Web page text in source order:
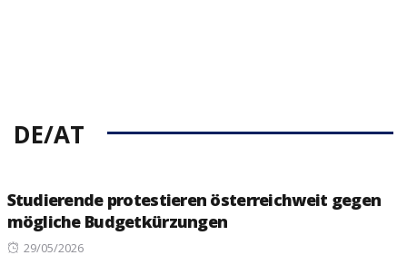
DE/AT
Studierende protestieren österreichweit gegen
mögliche Budgetkürzungen
Posted
29/05/2026